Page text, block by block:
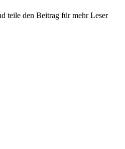
teile den Beitrag für mehr Leser